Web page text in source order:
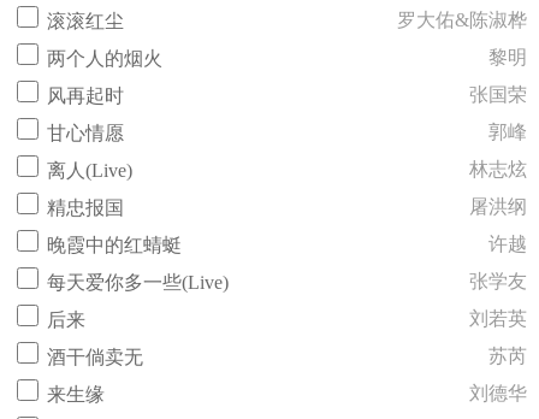
滚滚红尘
罗大佑&陈淑桦
两个人的烟火
黎明
风再起时
张国荣
甘心情愿
郭峰
离人(Live)
林志炫
精忠报国
屠洪纲
晚霞中的红蜻蜓
许越
每天爱你多一些(Live)
张学友
后来
刘若英
酒干倘卖无
苏芮
来生缘
刘德华